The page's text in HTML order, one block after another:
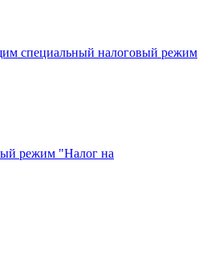
специальный налоговый режим
режим "Налог на